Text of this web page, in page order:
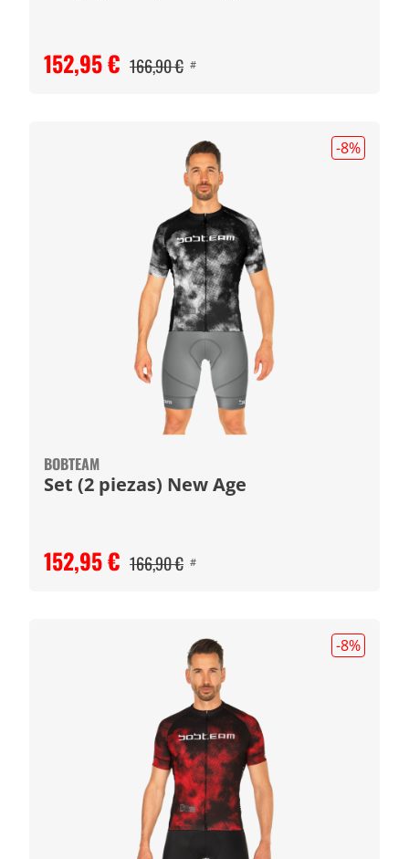
152,95 € 166,90 € #
-8%
BOBTEAM
Set (2 piezas) New Age
152,95 € 166,90 € #
-8%